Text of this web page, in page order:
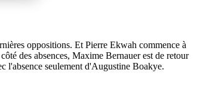
oppositions. Et Pierre Ekwah commence à
des absences, Maxime Bernauer est de retour
l'absence seulement d'Augustine Boakye.